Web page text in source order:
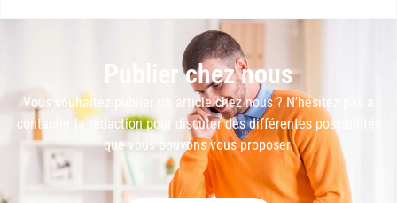
Publier chez nous
Vous souhaitez publier un article chez nous ? N’hésitez pas à
contacter la rédaction pour discuter des différentes possibilités
que vous pouvons vous proposer.